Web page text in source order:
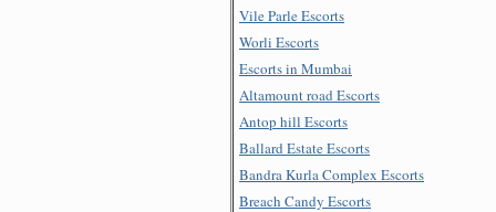
Vile Parle Escorts
Worli Escorts
Escorts in Mumbai
Altamount road Escorts
Antop hill Escorts
Ballard Estate Escorts
Bandra Kurla Complex Escorts
Breach Candy Escorts